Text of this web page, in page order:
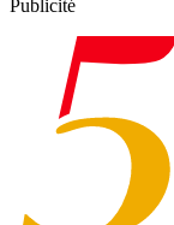
Publicité